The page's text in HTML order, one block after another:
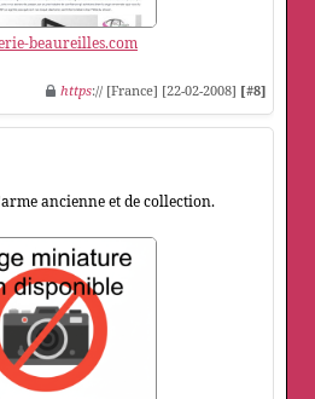
beaureilles.com
https:// [France] [22-02-2008] [#8]
ancienne et de collection.